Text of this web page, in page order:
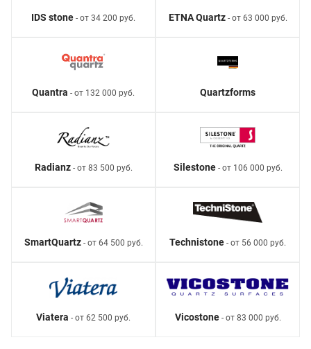
IDS stone - от 34 200 руб. ETNA Quartz- от 63 000 руб.
Quantra - от 132 000 руб. Quartzforms
Radianz- от 83 500 руб. Silestone- от 106 000 руб.
SmartQuartz- от 64 500 руб. Technistone - от 56 000 руб.
Viatera - от 62 500 руб. Vicostone- от 83 000 руб.